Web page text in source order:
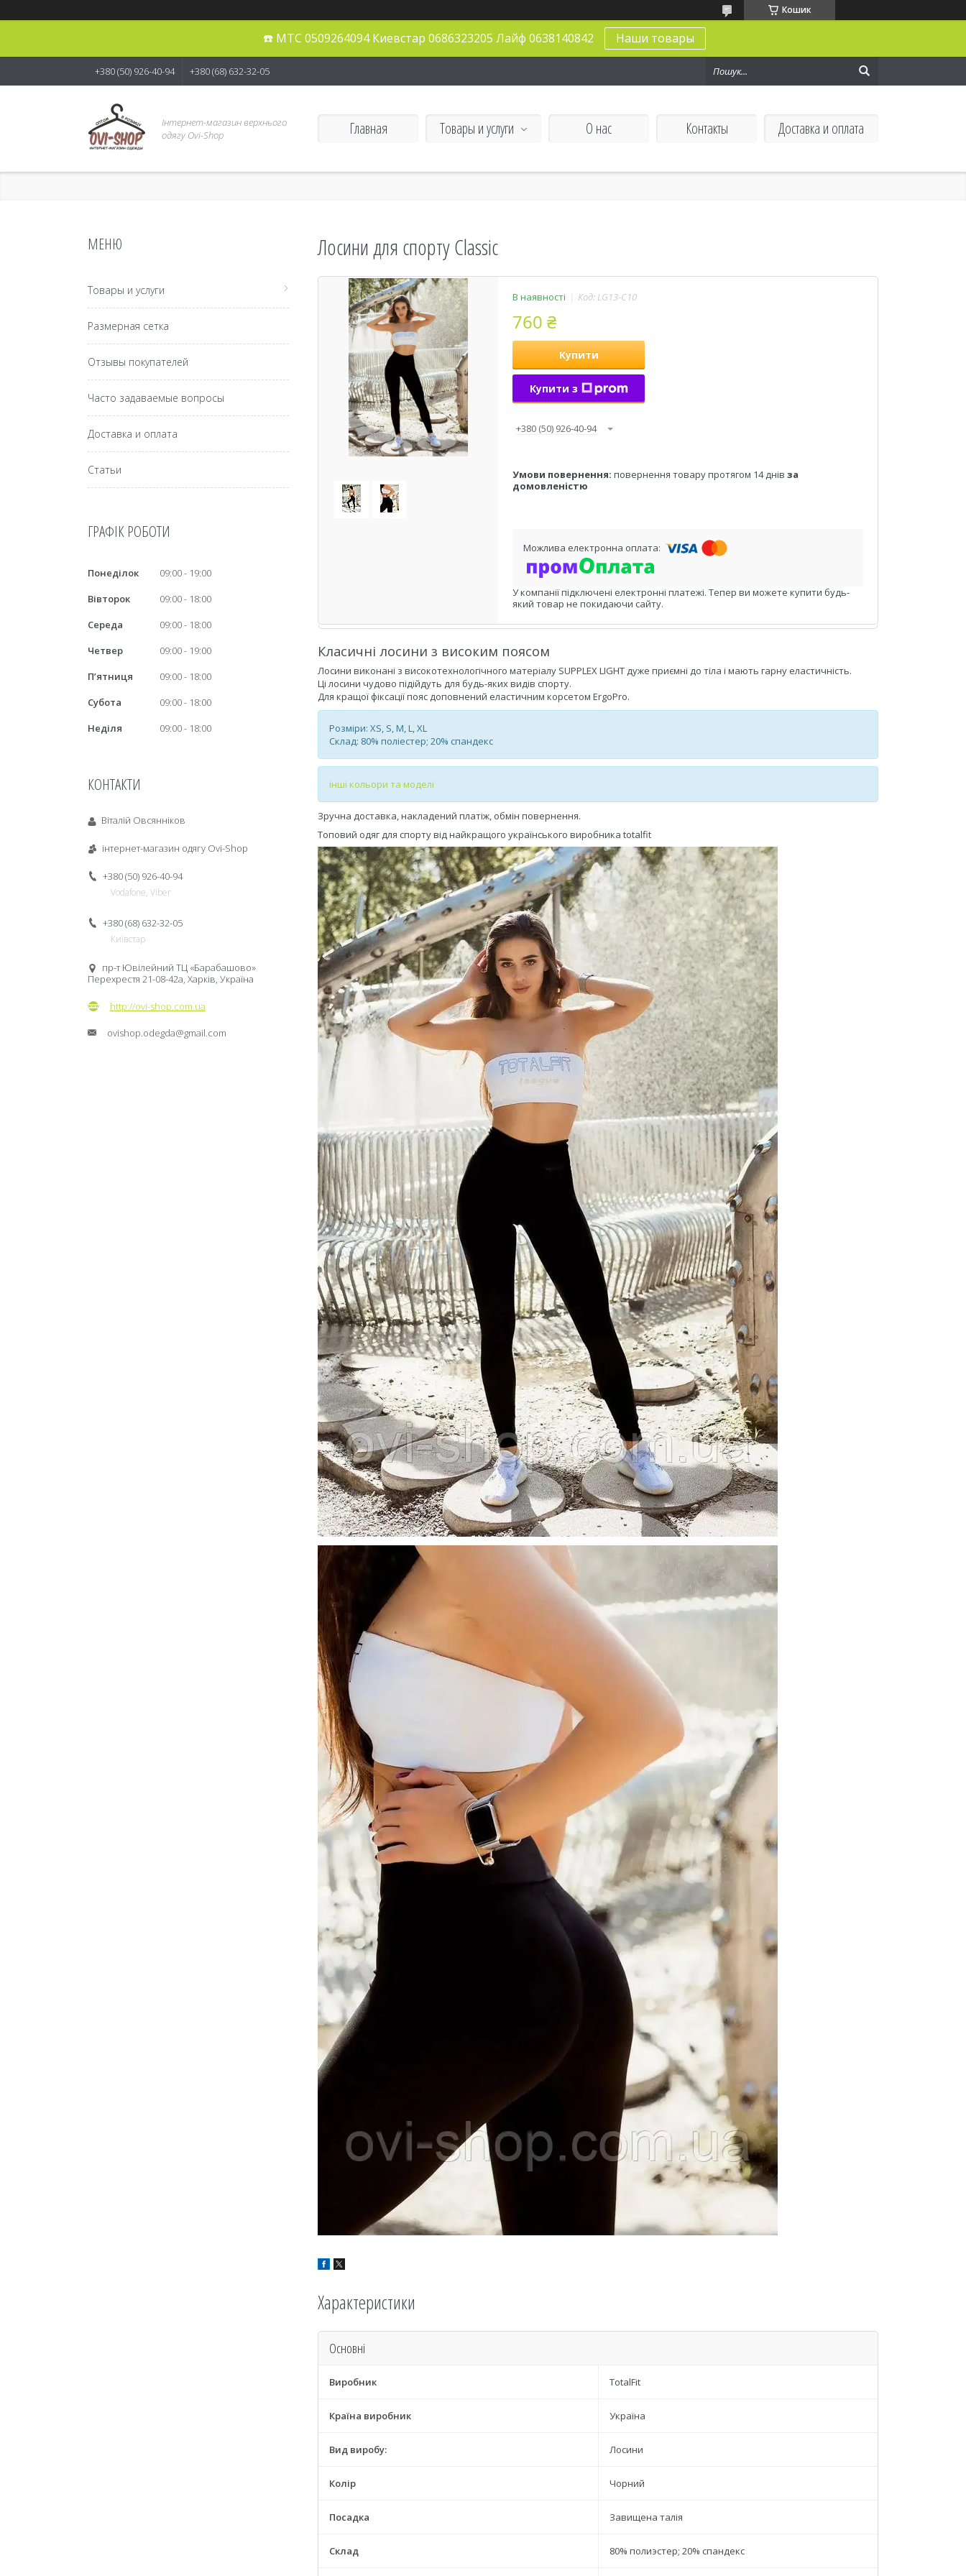
Кошик
☎️ МТС 0509264094 Киевстар 0686323205 Лайф 0638140842 Наши товары
+380 (50) 926-40-94 +380 (68) 632-32-05
Інтернет-магазин верхнього
одягу Ovi-Shop
Главная Товары и услуги О нас Контакты Доставка и оплата
Лосини для спорту Classic
В наявності Код: LG13-C10
760 ₴
Купити
Купити з
+380 (50) 926-40-94
повернення товару протягом 14 днів за
домовленістю
У компанії підключені електронні платежі. Тепер ви можете купити будь-
який товар не покидаючи сайту.
Класичні лосини з високим поясом
Лосини виконані з високотехнологічного матеріалу SUPPLEX LIGHT дуже приємні до тіла і мають гарну еластичність.
Ці лосини чудово підійдуть для будь-яких видів спорту.
Для кращої фіксації пояс доповнений еластичним корсетом ErgoPro.
Розміри: XS, S, M, L, XL
Склад: 80% поліестер; 20% спандекс
інші кольори та моделі
Зручна доставка, накладений платіж, обмін повернення.
Топовий одяг для спорту від найкращого українського виробника totalfit
Характеристики
Основні
Виробник TotalFit
Країна виробник Україна
Вид виробу: Лосини
Колір Чорний
Посадка Завищена талія
Склад 80% полиэстер; 20% спандекс
Товары и услуги
Размерная сетка
Отзывы покупателей
Часто задаваемые вопросы
Доставка и оплата
Статьи
ГРАФІК РОБОТИ
Понеділок 09:00
19:00
Вівторок
09:00
18:00
Середа
09:00
18:00
Четвер
09:00
19:00
Пʼятниця
09:00
18:00
Субота
09:00
18:00
Неділя
09:00 18:00
КОНТАКТИ
Віталій Овсянніков
інтернет-магазин одягу Ovi-Shop
+380 (50) 926-40-94
Vodafone, Viber
+380 (68) 632-32-05
Київстар
пр-т Ювілейний ТЦ «Барабашово»
Перехрестя 21-08-42а, Харків, Україна
http://ovi-shop.com.ua
ovishop.odegda@gmail.com